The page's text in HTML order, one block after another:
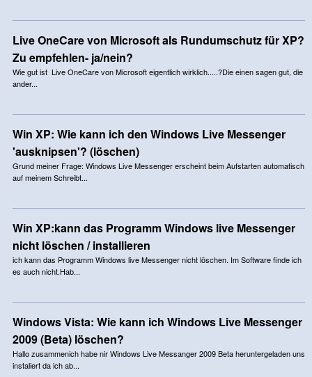
Live OneCare von Microsoft als Rundumschutz für XP?
Zu empfehlen- ja/nein?
Wie gut ist Live OneCare von Microsoft eigentlich wirklich.....?Die einen sagen gut, die
ander...
Win XP: Wie kann ich den Windows Live Messenger
'ausknipsen'? (löschen)
Grund meiner Frage: Windows Live Messenger erscheint beim Aufstarten automatisch
auf meinem Schreibt...
Win XP:kann das Programm Windows live Messenger
nicht löschen / installieren
ich kann das Programm Windows live Messenger nicht löschen. Im Software finde ich
es auch nicht.Hab...
Windows Vista: Wie kann ich Windows Live Messenger
2009 (Beta) löschen?
Hallo zusammenich habe nir Windows Live Messanger 2009 Beta heruntergeladen uns
instaliert da ich ab...